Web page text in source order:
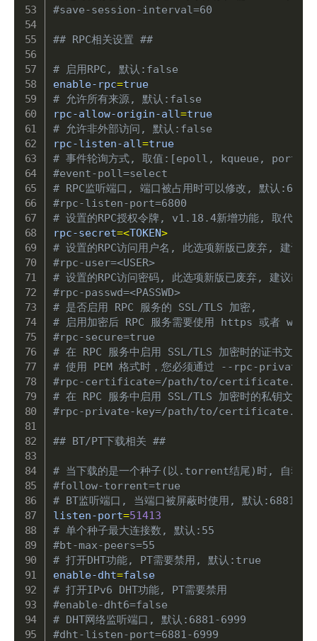
#save-session-interval=60
## RPC相关设置 ##
# 启用RPC, 默认:false
enable-rpc=
# 允许所有来源, 默认:false
rpc-allow-origin-all=
# 允许非外部访问, 默认:false
rpc-listen-all=
# 事件轮询方式, 取值:[epoll, kqueue, port,
#event-poll=select
# RPC监听端口, 端口被占用时可以修改, 默认:6800
#rpc-listen-port=6800
# 设置的RPC授权令牌, v1.18.4新增功能, 取代
rpc-secret=<TOKEN>
# 设置的RPC访问用户名, 此选项新版已废弃, 建
#rpc-user=<USER>
# 设置的RPC访问密码, 此选项新版已废弃, 建议
#rpc-passwd=<PASSWD>
# 是否启用 RPC 服务的 SSL/TLS 加密,
# 启用加密后 RPC 服务需要使用 https 或者 wss
#rpc-secure=true
# 在 RPC 服务中启用 SSL/TLS 加密时的证书文件,
# 使用 PEM 格式时，您必须通过 --rpc-private-
#rpc-certificate=/path/to/certificate.pem
# 在 RPC 服务中启用 SSL/TLS 加密时的私钥文件
#rpc-private-key=/path/to/certificate.key
## BT/PT下载相关 ##
# 当下载的是一个种子(以.torrent结尾)时, 自动
#follow-torrent=true
# BT监听端口, 当端口被屏蔽时使用, 默认:6881-
listen-port=51413
# 单个种子最大连接数, 默认:55
#bt-max-peers=55
# 打开DHT功能, PT需要禁用, 默认:true
enable-dht=
# 打开IPv6 DHT功能, PT需要禁用
#enable-dht6=false
# DHT网络监听端口, 默认:6881-6999
#dht-listen-port=6881-6999